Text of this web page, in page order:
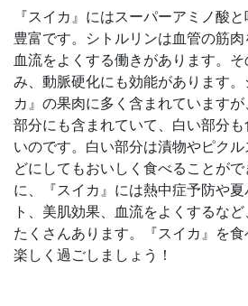
『スイカ』にはスーパーアミノ酸
豊富です。シトルリンは血管の筋肉
血流をよくする働きがあります。そ
み、動脈硬化にも効能があります
カ』の果肉に多く含まれています
部分にも含まれていて、白い部分
いのです。白い部分は漬物やピク
どにしてもおいしく食べることが
に、『スイカ』には熱中症予防や
ト、美肌効果、血流をよくするな
たくさんあります。『スイカ』を
楽しく過ごしましょう！